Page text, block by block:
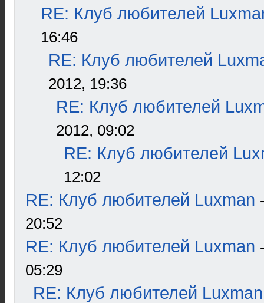
RE: Клуб любителей
16:46
RE: Клуб любителей
2012, 19:36
RE: Клуб любителей
2012, 09:02
RE: Клуб любителей
12:02
RE: Клуб любителей Luxman
20:52
RE: Клуб любителей Luxman
05:29
RE: Клуб любителей Luxman